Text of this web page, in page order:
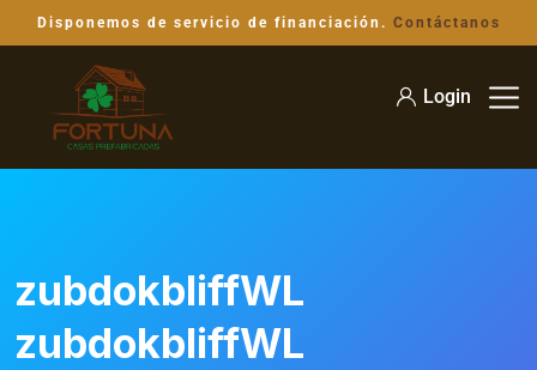
Disponemos de servicio de financiación. Contáctanos
Login
zubdokbliffWL
zubdokbliffWL